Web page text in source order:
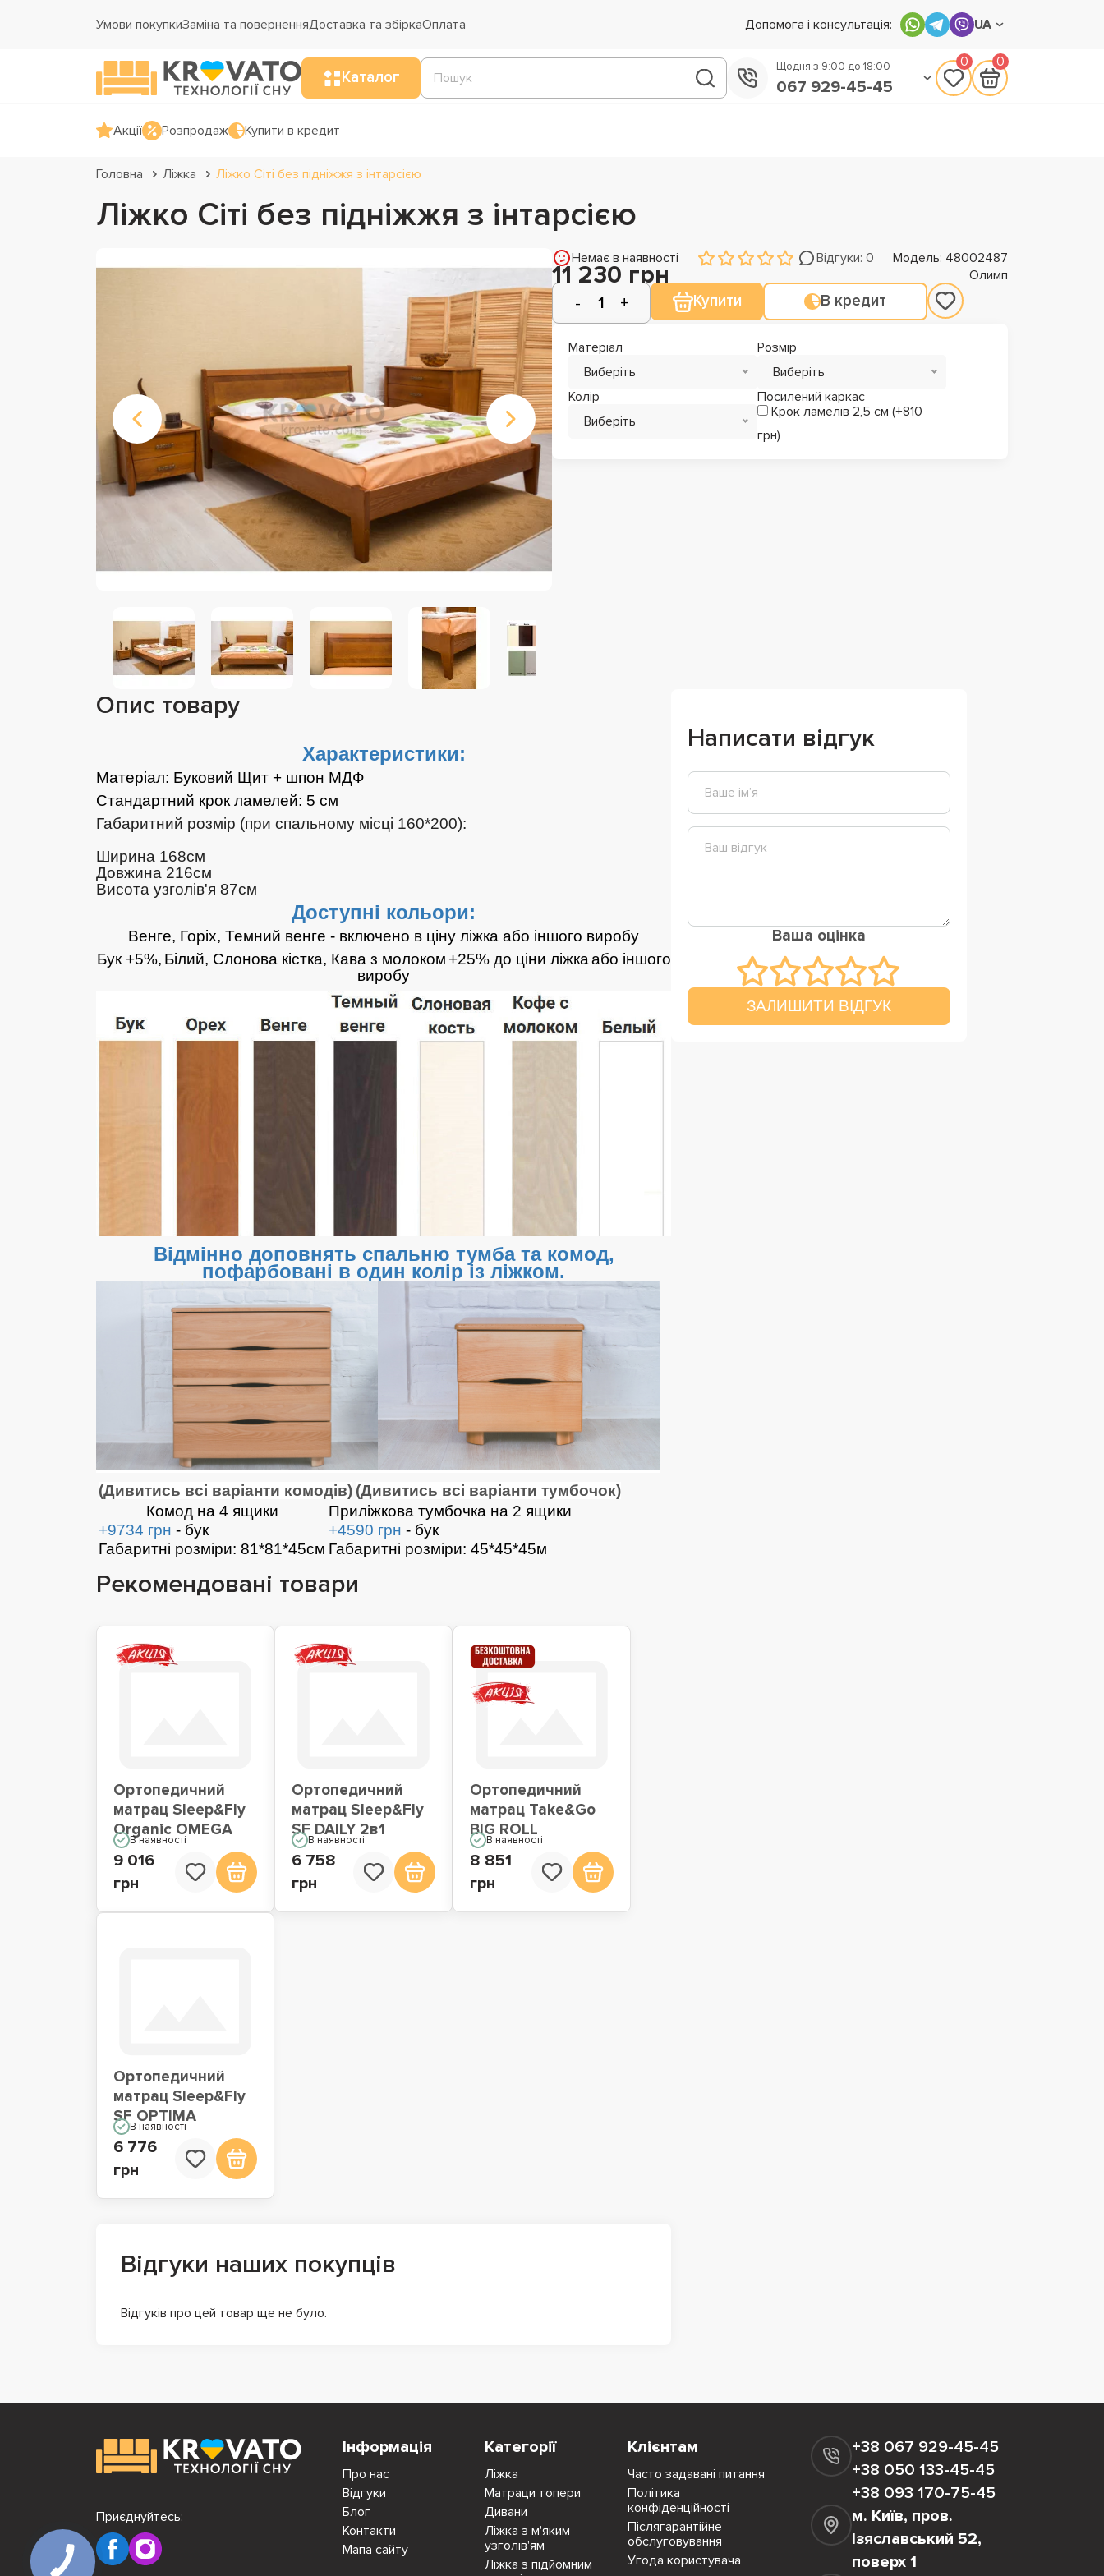
Умови покупкиЗаміна та поверненняДоставка та збіркаОплата Допомога і консультація: UA
Каталог
Щодня з 9:00 до 18:00
067 929-45-45
0 0
Акції Розпродаж Купити в кредит
Головна Ліжка Ліжко Сіті без підніжжя з інтарсією
Ліжко Сіті без підніжжя з інтарсією
Немає в наявності Відгуки: 0 Модель: 48002487
11 230 грн Олимп
Купити В кредит
Матеріал
Виберіть
Розмір
Виберіть
Колір
Виберіть
Посилений каркас
Крок ламелів 2,5 см (+810
грн)
Опис товару
Характеристики:
Матеріал: Буковий Щит + шпон МДФ
Стандартний крок ламелей: 5 см
Габаритний розмір (при спальному місці 160*200):
Ширина 168см
Довжина 216см
Висота узголів'я 87см
Доступні кольори:
Венге, Горіх, Темний венге - включено в ціну ліжка або іншого виробу
Бук +5%, Білий, Слонова кістка, Кава з молоком +25% до ціни ліжкаабо іншого
виробу
Відмінно доповнять спальню тумба та комод,
пофарбовані в один колір із ліжком.
(Дивитись всі варіанти комодів) (Дивитись всі варіанти тумбочок)
Комод на 4 ящики
Приліжкова тумбочка на 2 ящики
+9734 грн - бук +4590 грн - бук
Габаритні розміри: 81*81*45см Габаритні розміри: 45*45*45м
Рекомендовані товари
Ортопедичний
матрац Sleep&Fly
Organic OMEGA
В наявності
9 016
грн
Ортопедичний
матрац Sleep&Fly
SF DAILY 2в1
В наявності
6 758
грн
Ортопедичний
матрац Take&Go
BIG ROLL
В наявності
8 851
грн
Ортопедичний
матрац Sleep&Fly
SF OPTIMA
В наявності
6 776
грн
Відгуки наших покупців
Відгуків про цей товар ще не було.
Написати відгук
Ваша оцінка
ЗАЛИШИТИ ВІДГУК
Інформація
Про нас
Відгуки
Блог
Контакти
Мапа сайту
Категорії
Ліжка
Матраци топери
Дивани
Ліжка з м'яким
узголів'ям
Ліжка з підйомним
Клієнтам
Часто задавані питання
Політика
конфіденційності
Післягарантійне
обслуговування
Угода користувача
+38 067 929-45-45
+38 050 133-45-45
+38 093 170-75-45
м. Київ, пров.
Ізяславський 52,
поверх 1
Приєднуйтесь: